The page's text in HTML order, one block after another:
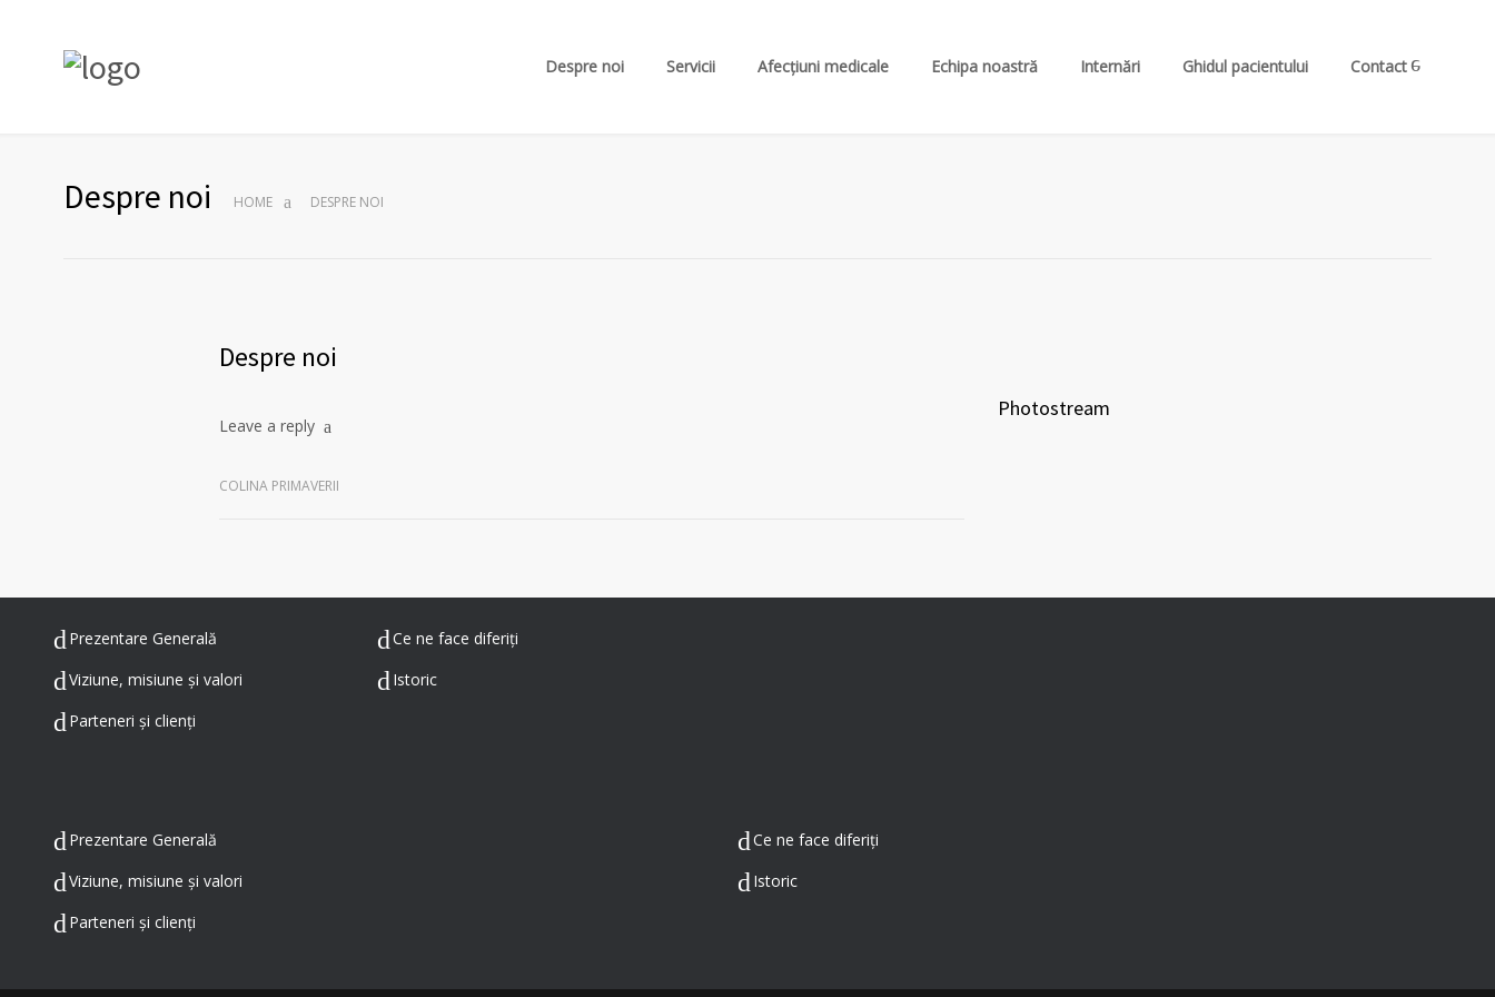
Despre noi Servicii Afecțiuni medicale Echipa noastră Internări Ghidul pacientului Contact
Despre noi HOME DESPRE NOI
Despre noi
Leave a reply
COLINA PRIMAVERII
Photostream
Prezentare Generală
Ce ne face diferiți
Viziune, misiune și valori
Istoric
Parteneri și clienți
Prezentare Generală
Ce ne face diferiți
Viziune, misiune și valori
Istoric
Parteneri și clienți